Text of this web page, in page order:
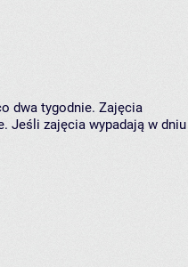
dwa tygodnie. Zajęcia
Jeśli zajęcia wypadają w dniu